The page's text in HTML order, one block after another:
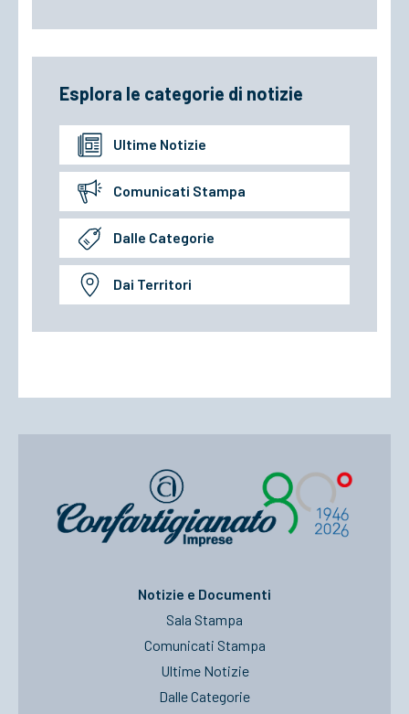
Esplora le categorie di notizie
Ultime Notizie
Comunicati Stampa
Dalle Categorie
Dai Territori
Notizie e Documenti
Sala Stampa
Comunicati Stampa
Ultime Notizie
Dalle Categorie